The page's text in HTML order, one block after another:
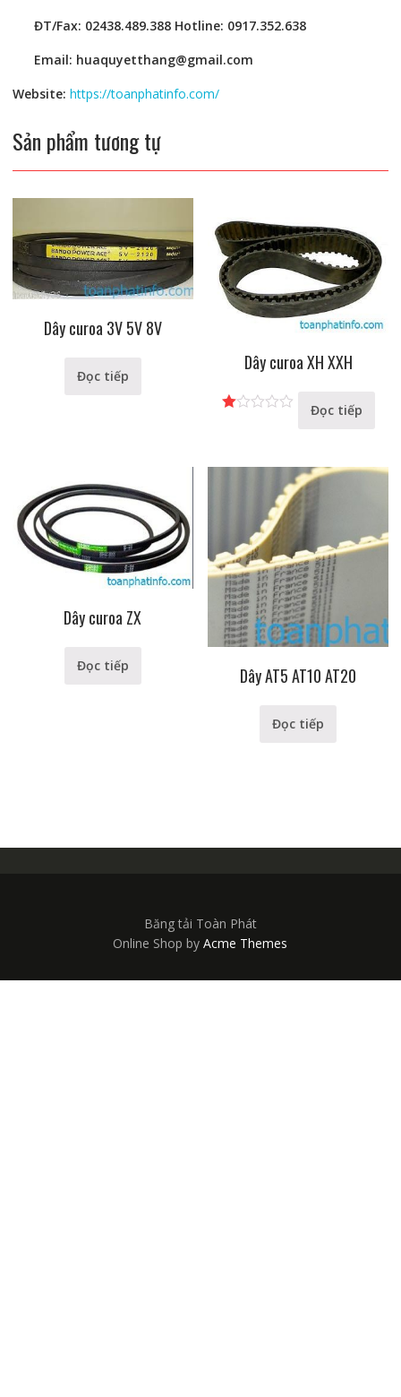
ĐT/Fax: 02438.489.388 Hotline: 0917.352.638
Email: huaquyetthang@gmail.com
Website: https://toanphatinfo.com/
Sản phẩm tương tự
Dây curoa 3V 5V 8V
Đọc tiếp
Dây curoa XH XXH
s
ao
Đọc tiếp
Dây curoa ZX
Đọc tiếp Dây AT5 AT10 AT20
Đọc tiếp
Băng tải Toàn Phát
Online Shop byAcme Themes